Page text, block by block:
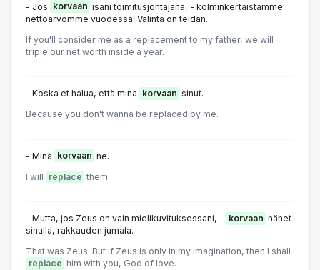
- Jos korvaan isäni toimitusjohtajana, - kolminkertaistamme
nettoarvomme vuodessa. Valinta on teidän.
If you'll consider me as a replacement to my father, we will
triple our net worth inside a year.
- Koska et halua, että minä korvaan sinut.
Because you don't wanna be replaced by me.
- Minä korvaan ne.
I will replace them.
- Mutta, jos Zeus on vain mielikuvituksessani, - korvaan hänet
sinulla, rakkauden jumala.
That was Zeus. But if Zeus is only in my imagination, then I shall
replace him with you, God of love.